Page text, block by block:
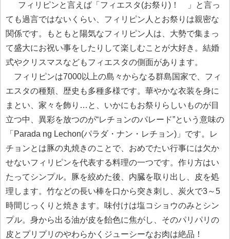
フィリピンと言えば「フィエスタ(お祭り)！ 」と言っ
ても過言ではないくらい、フィリピン人とお祭りは親密な
関係です。もともと陽気なフィリピン人は、大勢で集まっ
て盛大にお祝い事をしたりして楽しむことが大好き。結婚
式やクリスマスなどもフィエスタの側面があります。
フィリピンは7000以上の島々からなる群島国家で、フィ
エスタの種類、歴史も多種多様です。華やかな衣装を身に
まとい、家々を飾り…と、いかにもお祭りらしいものが目
立つ中、異彩を放つのが“レチョンのパレード”という意味の
「Parada ng Lechon(パラダ・ナン・レチョン)」です。レ
チョンとは豚の丸焼きのことで、おめでたい行事には欠か
せないフィリピンを代表する料理の一つです。作り方はい
たってシンプル。豚を絞めた後、内臓を取り出し、皮を処
理します。竹などの長い棒を口から突き刺し、炭火で3～5
時間じっくりと焼きます。味付けは塩コショウのみとシン
プル。身から出る油が皮を飴色に焦がし、そのパリパリの
皮とプリプリのやわらかくジューシーなお肉は絶品！